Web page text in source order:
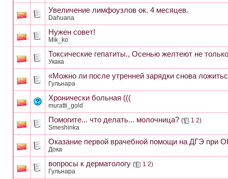
Увеличение лимфоузлов ок. 4 месяцев.
Dahuana
Нужен совет!
Mik_ko
Токсические гепатиты., Осенью желтеют не
Укака
«Можно ли после утренней зарядки снова
Гульнара
Хронически больная (((
muratti_gold
Помогите... что делать... молочница? ( 1 2)
Smeshinka
Оказание первой врачебной помощи на ДГЭ при
Дока
вопросы к дерматологу ( 1 2)
Гульнара